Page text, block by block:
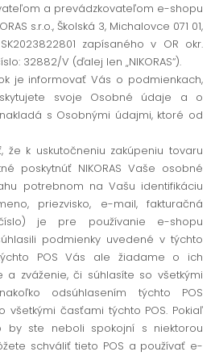
a prevádzkovateľom e-shopu
s.r.o., Školská 3, Michalovce 071 01,
zapísaného v OR okr.
32882/V (ďalej len „NIKORAS“).
je informovať Vás o podmienkach,
svoje Osobné údaje a o
s Osobnými údajmi, ktoré od
že k uskutočneniu zakúpeniu tovaru
poskytnúť NIKORAS Vaše osobné
potrebnom na Vašu identifikáciu
priezvisko, e-mail, fakturačná
je pre používanie e-shopu
podmienky uvedené v týchto
POS Vás ale žiadame o ich
zváženie, či súhlasíte so všetkými
odsúhlasením týchto POS
všetkými časťami týchto POS. Pokiaľ
by ste neboli spokojní s niektorou
schváliť tieto POS a používať e-